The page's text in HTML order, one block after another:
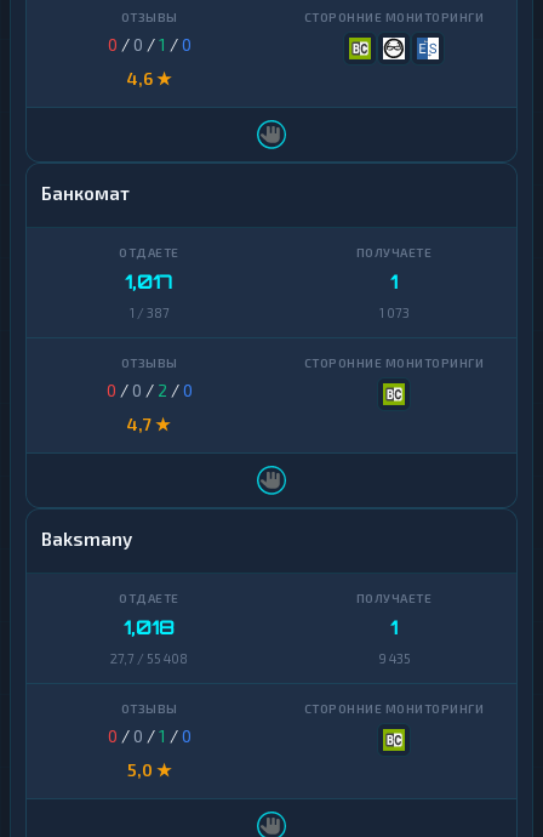
0 / 0 /1 /0
4,6 ★
Банкомат
1,017
1 / 387
1
1 073
0 / 0 / 2 /0
4,7 ★
Baksmany
1,018
27,7 / 55 408
1
9 435
0 / 0 /1 /0
5,0 ★